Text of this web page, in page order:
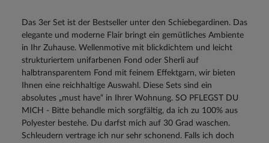
Das 3er Set ist der Bestseller unter den Schiebegardinen. Das
elegante und moderne Flair bringt ein gemütliches Ambiente
in Ihr Zuhause. Wellenmotive mit blickdichtem und leicht
strukturiertem unifarbenen Fond oder Sherli auf
halbtransparentem Fond mit feinem Effektgarn, wir bieten
Ihnen eine reichhaltige Auswahl. Diese Sets sind ein
absolutes „must have“ in Ihrer Wohnung. SO PFLEGST DU
MICH - Bitte behandle mich sorgfältig, da ich zu 100% aus
Polyester bestehe. Du darfst mich auf 30 Grad waschen.
Schleudern vertrage ich nur sehr schonend. Falls ich doch